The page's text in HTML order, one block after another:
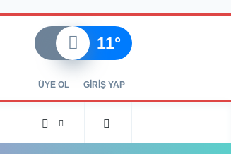
11°
ÜYE OL GİRİŞ YAP